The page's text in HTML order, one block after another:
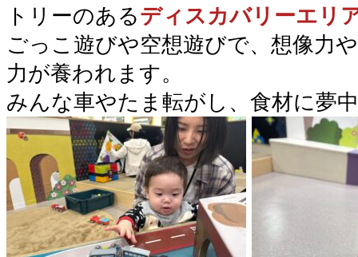
トリーのあるディスカバリーエリ
ごっこ遊びや空想遊びで、想像力
力が養われます。
みんな車やたま転がし、食材に夢